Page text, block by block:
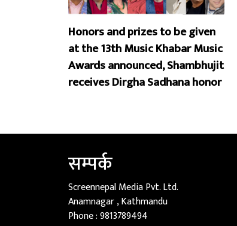
Honors and prizes to be given
at the 13th Music Khabar Music
Awards announced, Shambhujit
receives Dirgha Sadhana honor
सम्पर्क
Screennepal Media Pvt. Ltd.
Anamnagar , Kathmandu
Phone :9813789494